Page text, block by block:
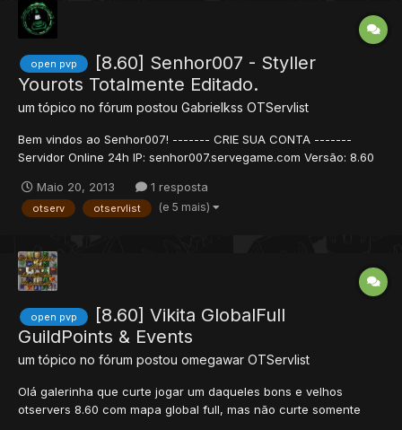
open pvp
[8.60] Senhor007 - Styller
Yourots Totalmente Editado.
um tópico no fórum postou Gabrielkss OTServlist
Bem vindos ao Senhor007! ------- CRIE SUA CONTA -------
Servidor Online 24h IP: senhor007.servegame.com Versão: 8.60
»Mapa Totalmente Editado Styller-War »Hunts Exclusivas
»Quests Novas »Eventos Novos »Todos os Ite...
Maio 20, 2013 1 resposta
otserv otservlist (e 5 mais)
open pvp
[8.60] Vikita GlobalFull
GuildPoints & Events
um tópico no fórum postou omegawar OTServlist
Olá galerinha que curte jogar um daqueles bons e velhos
otservers 8.60 com mapa global full, mas não curte somente